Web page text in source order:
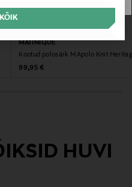
EELIS KUPONGIGA
MATINIQUE
Kootud polosärk MApolo Knit
Original Price
99,95 €
HUVI